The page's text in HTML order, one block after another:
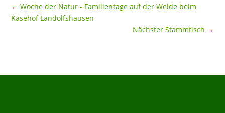
←Woche der Natur - Familientage auf der Weide beim
Käsehof Landolfshausen
Nächster Stammtisch →